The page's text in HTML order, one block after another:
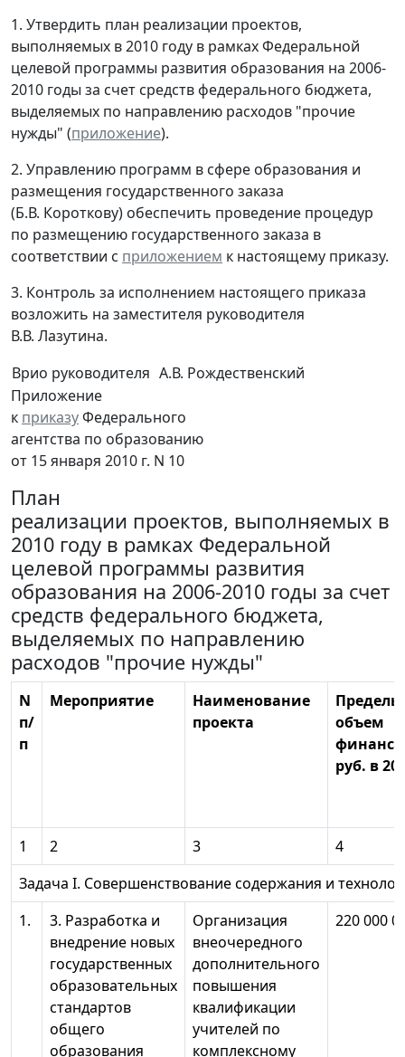
1. Утвердить план реализации проектов,
выполняемых в 2010 году в рамках Федеральной
целевой программы развития образования на 2006-
2010 годы за счет средств федерального бюджета,
выделяемых по направлению расходов "прочие
нужды" (приложение).
2. Управлению программ в сфере образования и
размещения государственного заказа
(Б.В. Короткову) обеспечить проведение процедур
по размещению государственного заказа в
соответствии с приложением к настоящему приказу.
3. Контроль за исполнением настоящего приказа
возложить на заместителя руководителя
В.В. Лазутина.
Врио руководителя А.В. Рождественский
Приложение
к приказуФедерального
агентства по образованию
от 15 января 2010 г. N 10
План
реализации проектов, выполняемых в
2010 году в рамках Федеральной
целевой программы развития
образования на 2006-2010 годы за счет
средств федерального бюджета,
выделяемых по направлению
расходов "прочие нужды"
N
п/
п
Мероприятие
Наименование
проекта
объем
руб. в
1 2 3
4
Задача I. Совершенствование содержания и
1.
3. Разработка и
внедрение новых
государственных
образовательных
стандартов
общего
образования
Организация
внеочередного
дополнительного
повышения
квалификации
учителей по
комплексному
220 000